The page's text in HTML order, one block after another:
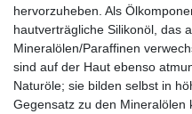
hervorzuheben. Als
hautverträgliche Silikonöl, das
Mineralölen/Paraffinen
sind auf der Haut ebenso
Naturöle; sie bilden selbst in
Gegensatz zu den